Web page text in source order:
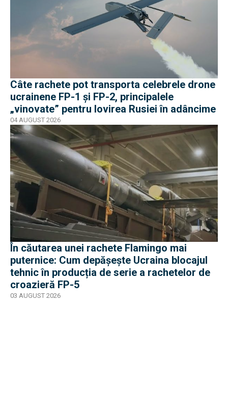
Câte rachete pot transporta celebrele drone
ucrainene FP-1 și FP-2, principalele
„vinovate” pentru lovirea Rusiei în adâncime
04 AUGUST 2026
În căutarea unei rachete Flamingo mai
puternice: Cum depășește Ucraina blocajul
tehnic în producția de serie a rachetelor de
croazieră FP-5
03 AUGUST 2026